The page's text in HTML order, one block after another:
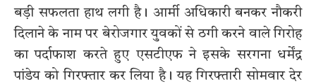
बड़ी सफलता हाथ लगी है। आर्मी अधिकारी बनकर नौकरी
दिलाने के नाम पर बेरोजगार युवकों से ठगी करने वाले गिरोह
का पर्दाफाश करते हुए एसटीएफ ने इसके सरगना धर्मेंद्र
पांडेय को गिरफ्तार कर लिया है। यह गिरफ्तारी सोमवार देर